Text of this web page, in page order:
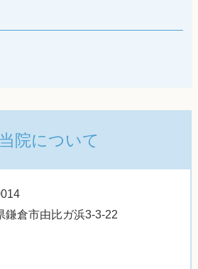
当院について
鎌倉市由比ガ浜3-3-22